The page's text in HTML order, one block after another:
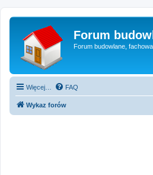
Forum
Forum budowlane,
Więcej… FAQ
Wykaz forów